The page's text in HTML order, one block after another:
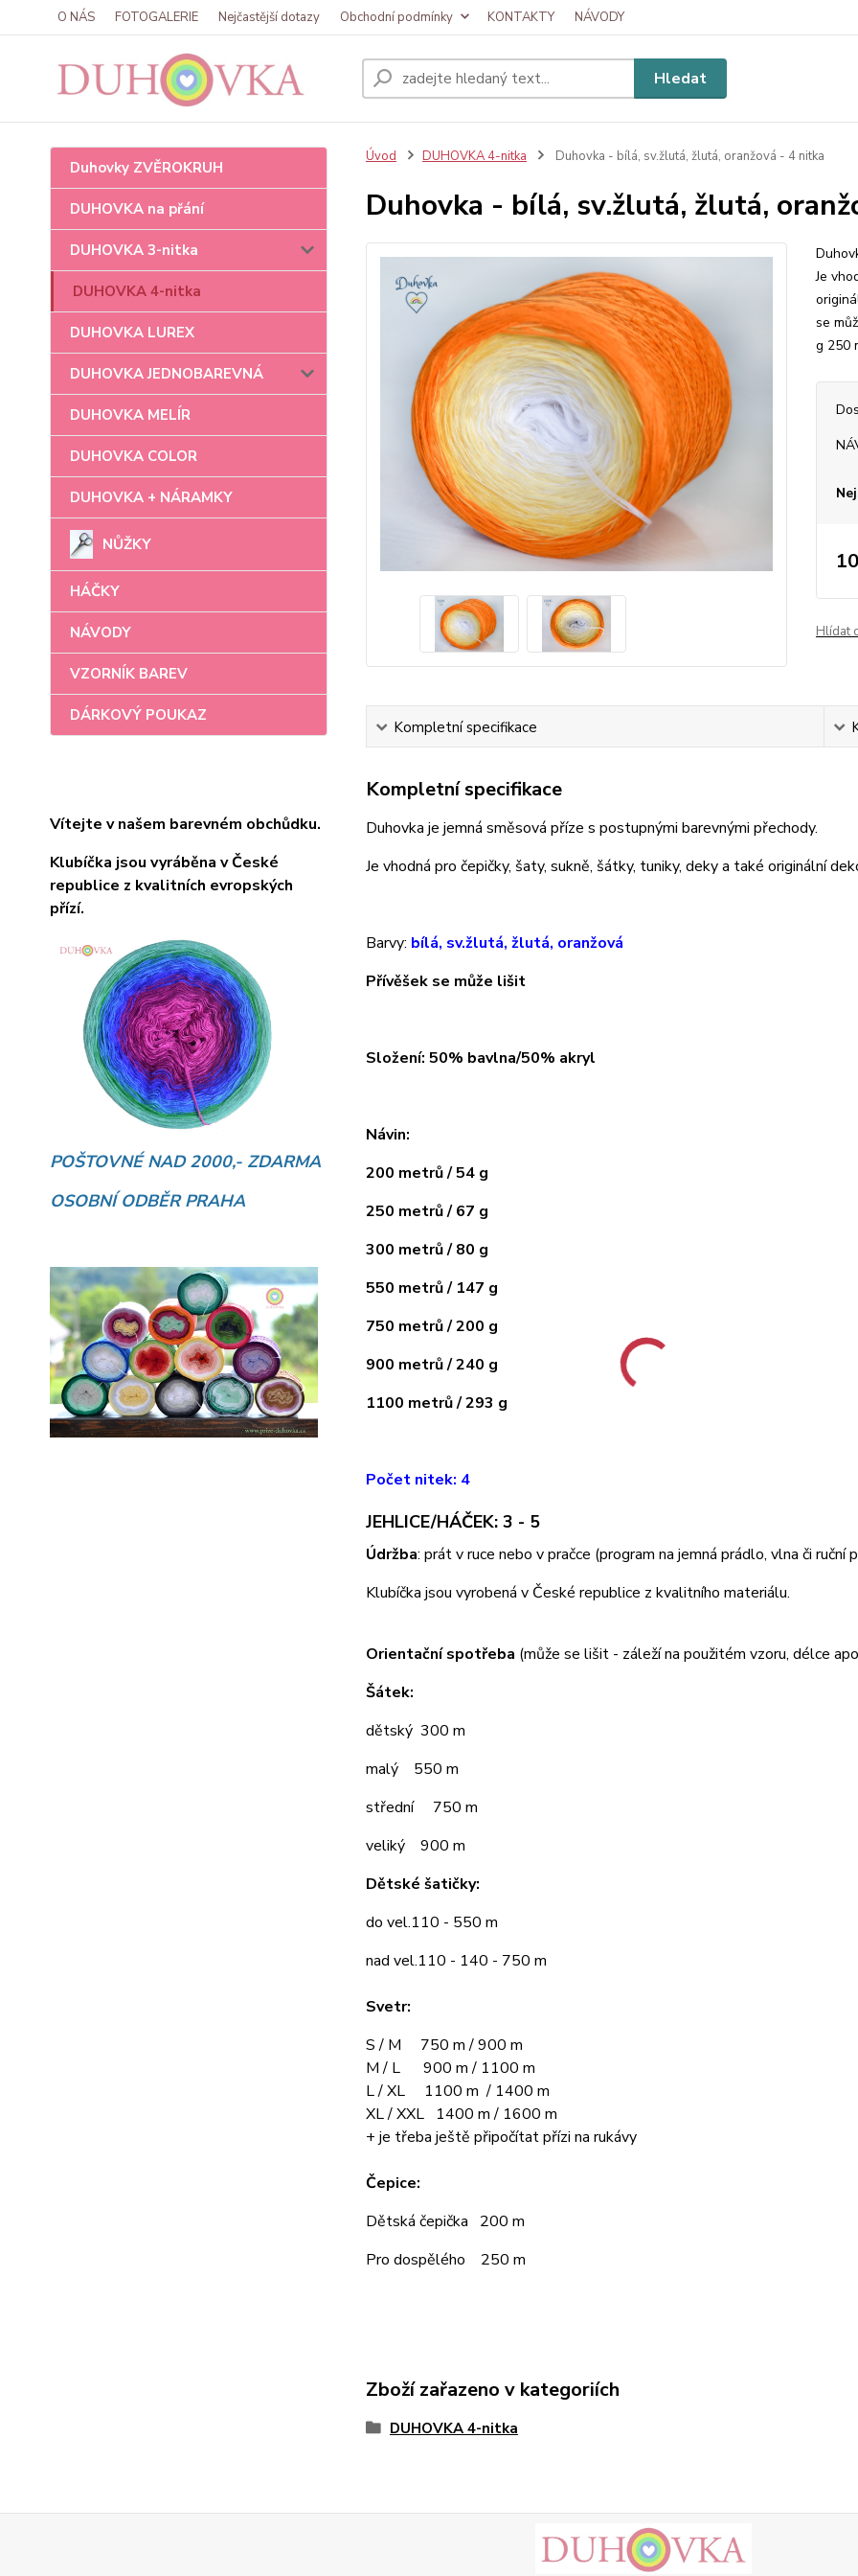
O NÁS FOTOGALERIE Nejčastější dotazy Obchodní podmínky KONTAKTY NÁVODY
Hledat
Duhovky ZVĚROKRUH
DUHOVKA na přání
DUHOVKA 3-nitka
DUHOVKA 4-nitka
DUHOVKA LUREX
DUHOVKA JEDNOBAREVNÁ
DUHOVKA MELÍR
DUHOVKA COLOR
DUHOVKA + NÁRAMKY
NŮŽKY
HÁČKY
NÁVODY
VZORNÍK BAREV
DÁRKOVÝ POUKAZ
Vítejte v našem barevném obchůdku.
Klubíčka jsou vyráběna v České
republice z kvalitních evropských
přízí.
POŠTOVNÉ NAD 2000,- ZDARMA
OSOBNÍ ODBĚR PRAHA
Úvod DUHOVKA 4-nitka Duhovka - bílá, sv.žlutá, žlutá, oranžová - 4 nitka
Duhovka - bílá, sv.žlutá, žlutá,
Je
se
g 250
Hlídat
Kompletní specifikace
Kompletní specifikace
Duhovka je jemná směsová příze s postupnými barevnými přechody.
Je vhodná pro čepičky, šaty, sukně, šátky, tuniky, deky a také originální
Barvy: bílá, sv.žlutá, žlutá, oranžová
Přívěšek se může lišit
Složení: 50% bavlna/50% akryl
Návin:
200 metrů / 54 g
250 metrů / 67 g
300 metrů / 80 g
550 metrů / 147 g
750 metrů / 200 g
900 metrů / 240 g
1100 metrů / 293 g
Počet nitek: 4
JEHLICE/HÁČEK: 3 - 5
Údržba: prát v ruce nebo v pračce (program na jemná prádlo, vlna či
Klubíčka jsou vyrobená v České republice z kvalitního materiálu.
Orientační spotřeba (může se lišit - záleží na použitém vzoru, délce
Šátek:
dětský 300 m
malý 550 m
střední 750 m
veliký 900 m
Dětské šatičky:
do vel.110 - 550 m
nad vel.110 - 140 - 750 m
Svetr:
S / M 750 m / 900 m
M / L 900 m / 1100 m
L / XL 1100 m / 1400 m
XL / XXL 1400 m / 1600 m
+ je třeba ještě připočítat přízi na rukávy
Čepice:
Dětská čepička 200 m
Pro dospělého 250 m
Zboží zařazeno v kategoriích
DUHOVKA 4-nitka